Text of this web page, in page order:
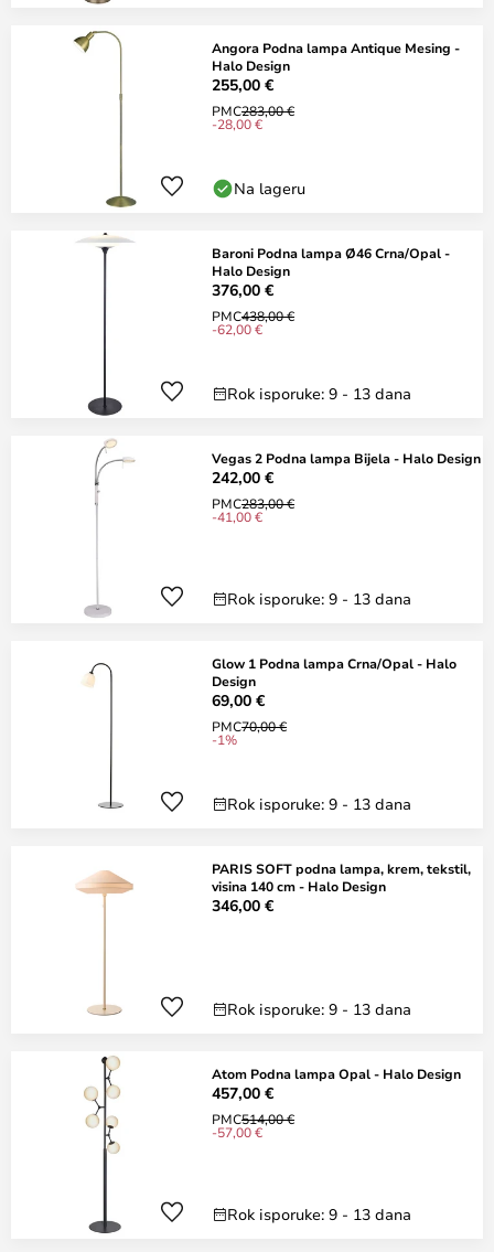
Angora Podna lampa Antique Mesing -
Halo Design
255,00 €
PMC283,00 €
-28,00 €
Na lageru
Baroni Podna lampa Ø46 Crna/Opal -
Halo Design
376,00 €
PMC438,00 €
-62,00 €
Rok isporuke: 9 - 13 dana
Vegas 2 Podna lampa Bijela - Halo Design
242,00 €
PMC283,00 €
-41,00 €
Rok isporuke: 9 - 13 dana
Glow 1 Podna lampa Crna/Opal - Halo
Design
69,00 €
PMC70,00 €
-1%
Rok isporuke: 9 - 13 dana
PARIS SOFT podna lampa, krem, tekstil,
visina 140 cm - Halo Design
346,00 €
Rok isporuke: 9 - 13 dana
Atom Podna lampa Opal - Halo Design
457,00 €
PMC514,00 €
-57,00 €
Rok isporuke: 9 - 13 dana